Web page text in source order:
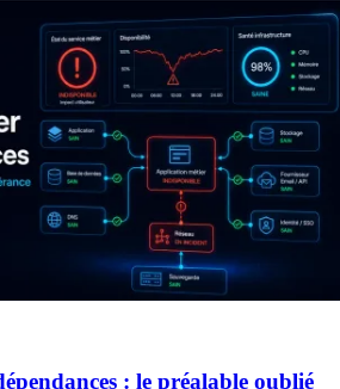
: le préalable oublié